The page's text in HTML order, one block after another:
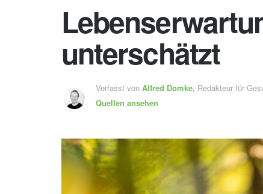
unterschätzt
Verfasst von Alfred Domke, Redakteur für
Quellen ansehen